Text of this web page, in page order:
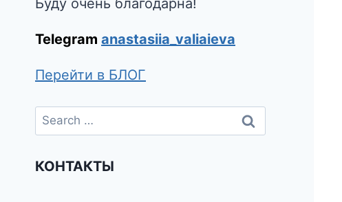
Telegram anastasiia_valiaieva
Перейти в БЛОГ
КОНТАКТЫ